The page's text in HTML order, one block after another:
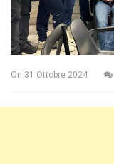
On 31 Ottobre 2024